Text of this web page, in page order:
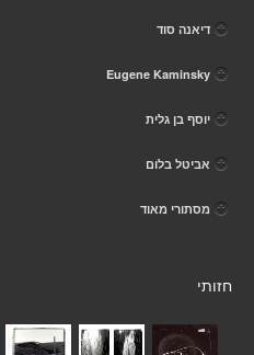
דיאנה סוד
Eugene Kaminsky
יוסף בן גלית
אביטל בלום
מסתורי מאוד
חזותי